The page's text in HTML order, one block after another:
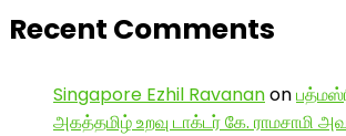
Recent Comments
Singapore Ezhil Ravananon
அகத்தமிழ் உறவு டாக்டர் கே. ராமசாமி